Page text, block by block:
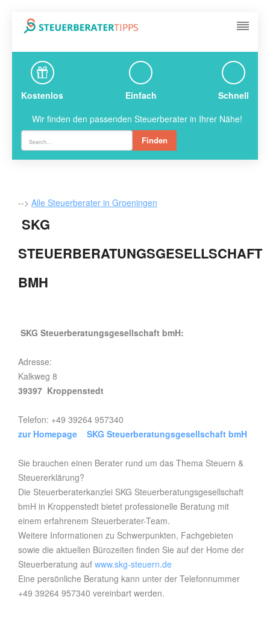
Kostenlos Einfach
Schnell
Wir finden den passenden Steuerberater in Ihrer Nähe!
Finden
--> Alle Steuerberater in Groeningen
SKG
STEUERBERATUNGSGESELLSCHAFT
BMH
SKG Steuerberatungsgesellschaft bmH:
Adresse:
Kalkweg 8
39397 Kroppenstedt
Telefon: +49 39264 957340
zur Homepage SKG Steuerberatungsgesellschaft bmH
Sie brauchen einen Berater rund um das Thema Steuern &
Steuererklärung?
Die Steuerberaterkanzlei SKG Steuerberatungsgesellschaft
bmH in Kroppenstedt bietet professionelle Beratung mit
einem erfahrenem Steuerberater-Team.
Weitere Informationen zu Schwerpunkten, Fachgebieten
sowie die aktuellen Bürozeiten finden Sie auf der Home der
Steuerberatung auf www.skg-steuern.de
Eine persönliche Beratung kann unter der Telefonnummer
+49 39264 957340 vereinbart werden.